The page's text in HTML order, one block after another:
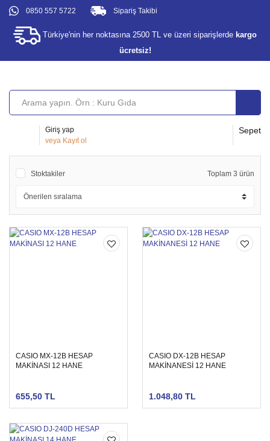
0850 557 5722
Türkiye'nin her noktasına 2500 TL ve üzeri siparişlerde kargo
ücretsiz!
Sipariş Takibi
Giriş yap
veya Kayıt ol
Sepet
Stoktakiler Toplam 3 ürün
CASIO MX-12B HESAP
MAKİNASI 12 HANE
655,50 TL
CASIO DX-12B HESAP
MAKİNANESİ 12 HANE
1.048,80 TL